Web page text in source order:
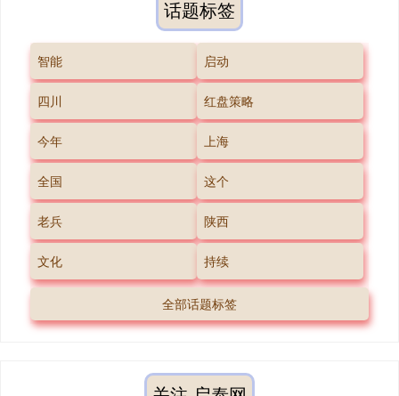
话题标签
智能 启动
四川 红盘策略
今年 上海
全国 这个
老兵 陕西
文化 持续
全部话题标签